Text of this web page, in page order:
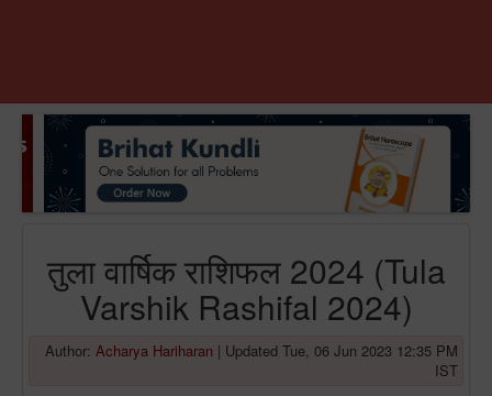
तुला वार्षिक राशिफल 2024 (Tula
Varshik Rashifal 2024)
Author: Acharya Hariharan | Updated Tue, 06 Jun 2023 12:35 PM
IST